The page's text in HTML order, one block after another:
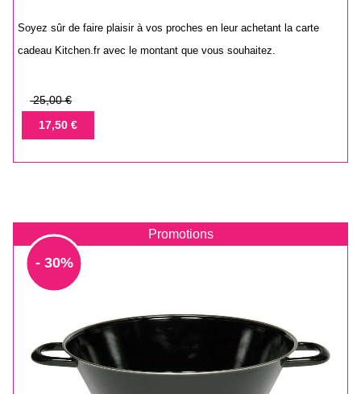
Soyez sûr de faire plaisir à vos proches en leur achetant la carte
cadeau Kitchen.fr avec le montant que vous souhaitez.
Prix
base
25,00 €
Prix17,50 €
Promotions
- 30%